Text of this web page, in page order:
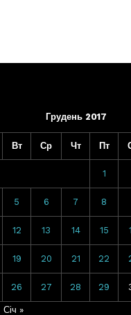
Грудень 2017
Вт Ср Чт Пт
1
5 6 7 8
12 13 14 15
19 20 21 22
26 27 28 29
Січ »